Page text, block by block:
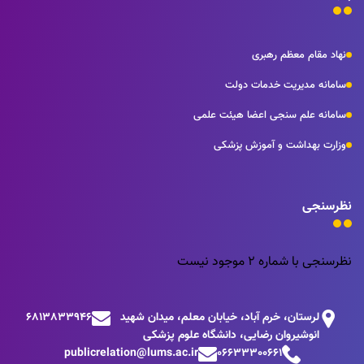
نهاد مقام معظم رهبری
سامانه مدیریت خدمات دولت
سامانه علم سنجی اعضا هیئت علمی
وزارت بهداشت و آموزش پزشکی
نظرسنجی
نظرسنجی با شماره 2 موجود نیست
لرستان، خرم آباد، خیابان معلم، میدان شهید
انوشیروان رضایی، دانشگاه علوم پزشکی
6813833946
06633300661
publicrelation@lums.ac.ir